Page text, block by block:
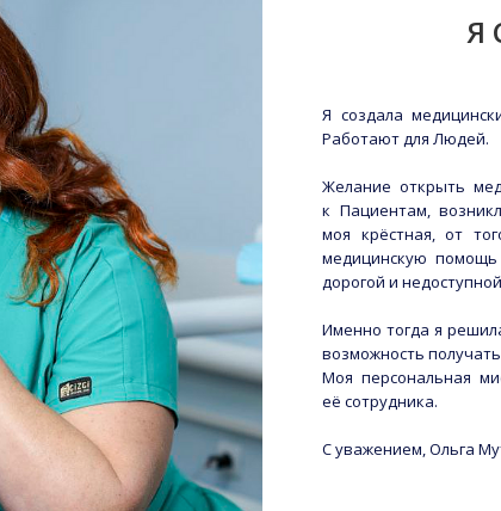
Я
Я создала
Работают для Людей.
Желание открыть
к Пациентам,
моя крёстная, от
медицинскую помощь
дорогой и
Именно тогда я
возможность
Моя персональная
её сотрудника.
С уважением, Ольга